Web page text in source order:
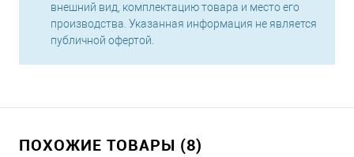
внешний вид, комплектацию товара и место его
производства. Указанная информация не является
публичной офертой.
ПОХОЖИЕ ТОВАРЫ (8)